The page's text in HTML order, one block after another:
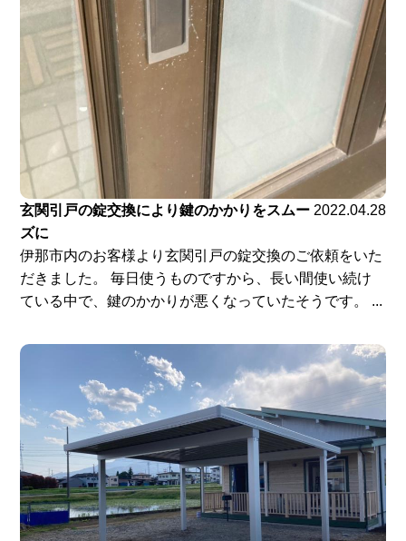
玄関引戸の錠交換により鍵のかかりをスムー
ズに
2022.04.28
伊那市内のお客様より玄関引戸の錠交換のご依頼をいた
だきました。 毎日使うものですから、長い間使い続け
ている中で、鍵のかかりが悪くなっていたそうです。 ...